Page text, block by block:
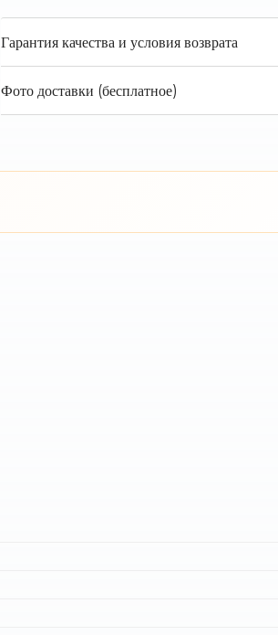
Гарантия качества и условия возврата
Фото доставки (бесплатное)